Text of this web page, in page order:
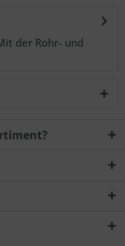
der Rohr- und